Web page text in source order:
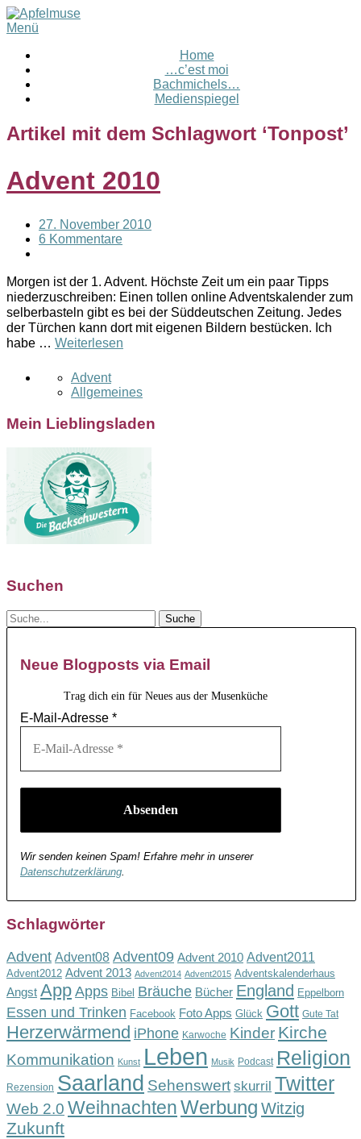
Menü
Home
…c’est moi
Bachmichels…
Medienspiegel
Artikel mit dem Schlagwort ‘Tonpost’
Advent 2010
27. November 2010
6 Kommentare
Morgen ist der 1. Advent. Höchste Zeit um ein paar Tipps
niederzuschreiben: Einen tollen online Adventskalender zum
selberbasteln gibt es bei der Süddeutschen Zeitung. Jedes
der Türchen kann dort mit eigenen Bildern bestücken. Ich
habe … Weiterlesen
Advent
Allgemeines
Mein Lieblingsladen
Suchen
Neue Blogposts via Email
Trag dich ein für Neues aus der Musenküche
E-Mail-Adresse *
Wir senden keinen Spam! Erfahre mehr in unserer
Datenschutzerklärung
Schlagwörter
Advent Advent08 Advent09 Advent 2010 Advent2011
Advent2012 Advent 2013 Advent2014 Advent2015 Adventskalenderhaus
Angst App Apps Bibel Bräuche Bücher England Eppelborn
Essen und Trinken Facebook Foto Apps Glück Gott Gute Tat
Herzerwärmend iPhone Karwoche Kinder Kirche
Kommunikation Kunst Leben Musik Podcast Religion
Rezension Saarland Sehenswert skurril Twitter
Web 2.0 WeihnachtenWerbung Witzig
Zukunft